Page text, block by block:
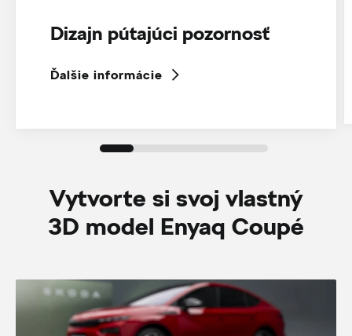
Dizajn pútajúci pozornosť
Ďalšie informácie
Vytvorte si svoj vlastný
3D model Enyaq Coupé